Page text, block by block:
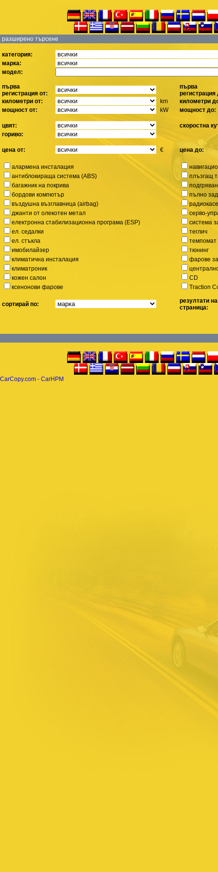
разширено търсене
категория:
марка:
модел:
първа
регистрация от:
първа
регистрация
километри от:
km
километри
мощност от:
kW мощност до:
цвят:
скоростна
гориво:
цена от: € цена до:
алармена инсталация
антиблокираща система (ABS)
багажник на покрива
бордови компютър
въздушна възглавница (airbag)
джанти от олекотен метал
електронна стабилизационна програма (ESP)
ел. седалки
ел. стъкла
имобилайзер
климатична инсталация
климатроник
кожен салон
ксенонoви фарове
плъзгащ
пълно
серво-
система
теглич
темпомат
тюнинг
фарове
CD
Traction
сортирай по:
резултати на
страница:
CarCopy.com - CarHPM